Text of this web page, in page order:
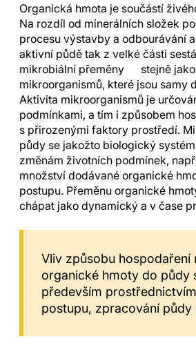
Organická hmota je součástí
Na rozdíl od minerálních složek
procesu výstavby a odbourávání
aktivní půdě tak z velké části
mikrobiální přeměny stejně jako
mikroorganismů, které jsou samy
Aktivita mikroorganismů je
podmínkami, a tím i způsobem
s přirozenými faktory prostředí.
půdy se jakožto biologický
změnám životních podmínek,
množství dodávané organické
postupu. Přeměnu organické
chápat jako dynamický a v čase
Vliv způsobu hospodaření
organické hmoty do půdy
především
postupu, zpracování půdy